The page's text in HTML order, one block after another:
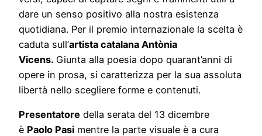
dare un senso positivo alla nostra esistenza
quotidiana. Per il premio internazionale la scelta è
caduta sull’artista catalana Antònia
Vicens. Giunta alla poesia dopo quarant’anni di
opere in prosa, si caratterizza per la sua assoluta
libertà nello scegliere forme e contenuti.
Presentatore della serata del 13 dicembre
è Paolo Pasi mentre la parte visuale è a cura